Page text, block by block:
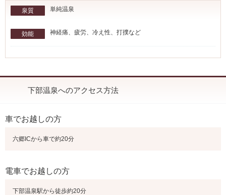
泉質 単純温泉
効能 神経痛、疲労、冷え性、打撲など
下部温泉へのアクセス方法
車でお越しの方
六郷ICから車で約20分
電車でお越しの方
下部温泉駅から徒歩約20分